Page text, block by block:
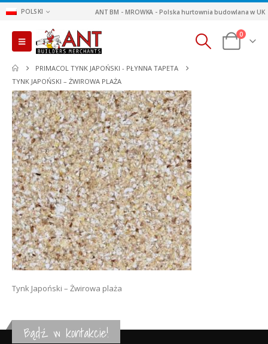
POLSKI ANT BM - MROWKA - Polska hurtownia budowlana w UK
0
PRIMACOL TYNK JAPOŃSKI - PŁYNNA TAPETA
TYNK JAPOŃSKI – ŻWIROWA PLAŻA
Tynk Japoński – Żwirowa plaża
Bądź w kontakcie!